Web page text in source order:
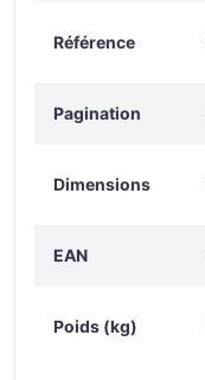
Référence
Pagination
Dimensions
EAN
Poids (kg)